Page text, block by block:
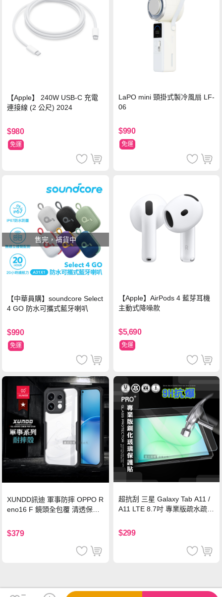
【Apple】 240W USB-C 充電
連接線 (2 公尺) 2024
$980
免運
LaPO mini 頸掛式製冷風扇 LF-
06
$990
免運
售完，補貨中
【中華員購】soundcore Select
4 GO 防水可攜式藍牙喇叭
$990
免運
【Apple】AirPods 4 藍芽耳機
主動式降噪款
$5,690
免運
XUNDD訊迪 軍事防摔 OPPO R
eno16 F 鏡頭全包覆 清透保護
$379
超抗刮 三星 Galaxy Tab A11 /
A11 LTE 8.7吋 專業版疏水疏油
$299